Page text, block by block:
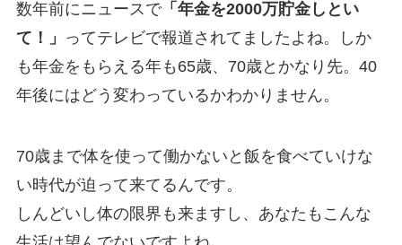
数年前にニュースで「年金を2000万貯金しとい
て！」 ってテレビで報道されてましたよね。しか
も年金をもらえる年も65歳、70歳とかなり先。40
年後にはどう変わっているかわかりません。
70歳まで体を使って働かないと飯を食べていけな
い時代が迫って来てるんです。
しんどいし体の限界も来ますし、あなたもこんな